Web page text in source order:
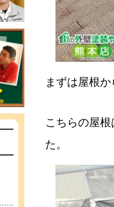
まずは屋根
こちらの屋根
た。